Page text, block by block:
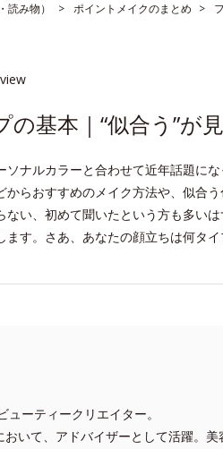
読み物） ポイントメイクのまとめ
の基本｜“似合う”が
ソナルカラーと合わせて近年話題に
からおすすめのメイク方法や、似合
ない、初めて聞いたという方も多い
ます。さあ、あなたの顔立ちは何タイ
ューティークリエイター。
いて、アドバイザーとして活躍。